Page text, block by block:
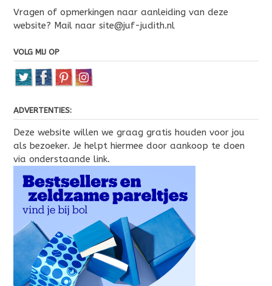
Vragen of opmerkingen naar aanleiding van deze
website? Mail naar site@juf-judith.nl
VOLG MIJ OP
ADVERTENTIES:
Deze website willen we graag gratis houden voor jou
als bezoeker. Je helpt hiermee door aankoop te doen
via onderstaande link.